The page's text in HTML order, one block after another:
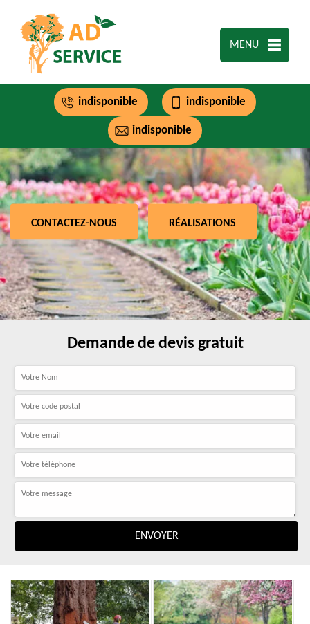
MENU
indisponible indisponible
indisponible
CONTACTEZ-NOUS RÉALISATIONS
Demande de devis gratuit